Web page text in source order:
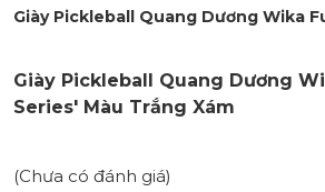
Giày Pickleball Quang Dương Wika
Giày Pickleball Quang Dương
Series' Màu Trắng Xám
(Chưa có đánh giá)